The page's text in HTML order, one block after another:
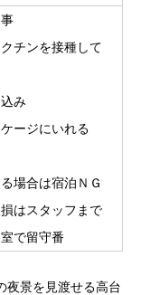
チンを接種して
み
ージにいれる
場合は宿泊ＮＧ
はスタッフまで
で留守番
夜景を見渡せる高台